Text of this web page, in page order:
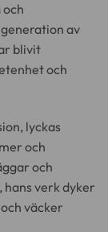
av
blivit
och
lyckas
och
och
verk dyker
väcker